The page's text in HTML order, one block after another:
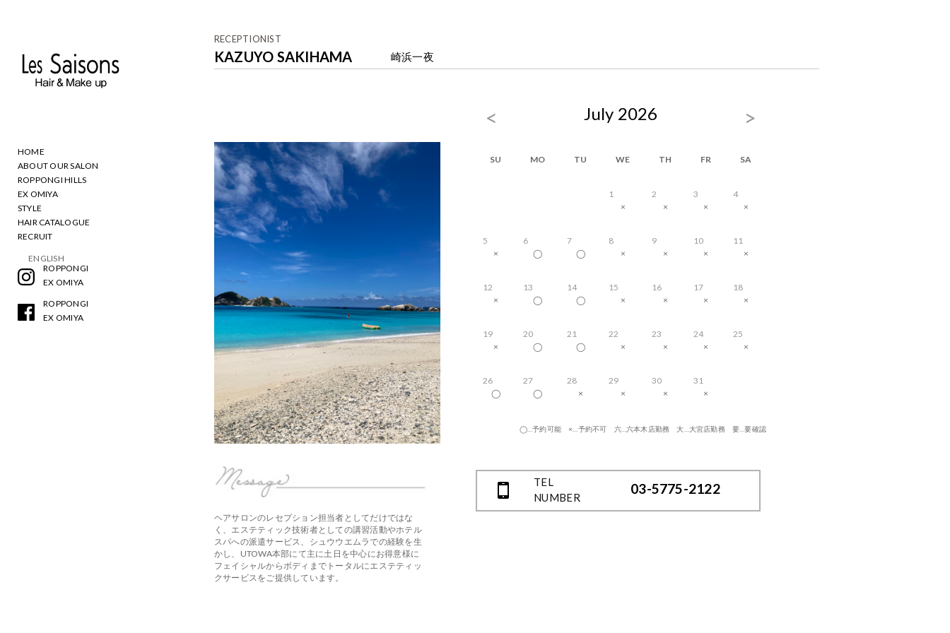
HOME
ABOUT OUR SALON
ROPPONGI HILLS
EX OMIYA
STYLE
HAIR CATALOGUE
RECRUIT
ENGLISH
ROPPONGI
EX OMIYA
ROPPONGI
EX OMIYA
RECEPTIONIST
KAZUYO SAKIHAMA 崎浜一夜
ヘアサロンのレセプション担当者としてだけではな
く、エステティック技術者としての講習活動やホテル
スパへの派遣サービス、シュウウエムラでの経験を生
かし、UTOWA本部にて主に土日を中心にお得意様に
フェイシャルからボディまでトータルにエステティッ
クサービスをご提供しています。
< >
July 2026
SU MO TU WE TH FR SA
1
×
2
×
3
×
4
×
5
×
6
◯
7
◯
8
×
9
×
10
×
11
×
12
×
13
◯
14
◯
15
×
16
×
17
×
18
×
19
×
20
◯
21
◯
22
×
23
×
24
×
25
×
26
◯
27
◯
28
×
29
×
30
×
31
×
◯…予約可能 ×…予約不可 六…六本木店勤務 大…大宮店勤務 要…要確認
TEL
NUMBER
03-5775-2122